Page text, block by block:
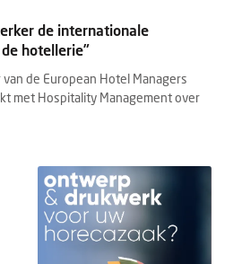
de internationale
hotellerie”
de European Hotel Managers
met Hospitality Management over